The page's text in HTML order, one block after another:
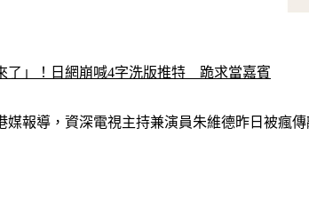
了」！日網崩喊4字洗版推特　跪求當嘉賓
媒報導，資深電視主持兼演員朱維德昨日被瘋